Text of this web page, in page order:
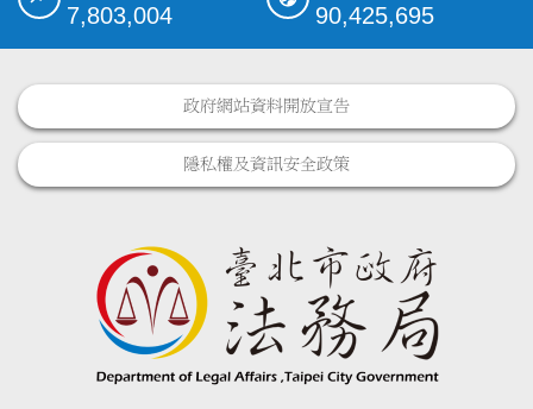
7,803,004 90,425,695
政府網站資料開放宣告
隱私權及資訊安全政策